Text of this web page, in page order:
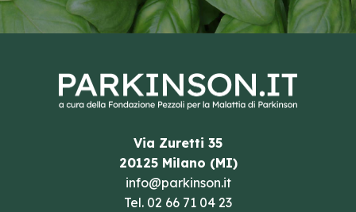
Via Zuretti 35
20125 Milano (MI)
info@parkinson.it
Tel. 02 66 71 04 23